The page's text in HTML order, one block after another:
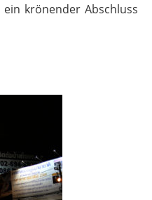
krönender Abschluss